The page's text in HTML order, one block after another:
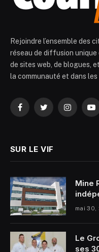
Rejoindre l’ensemble des
réseau de diffusion unique
de sites web, de blogues,
la communauté et dans
FacebookTwitter
SUR LE VIF
Mine
mai 30,
Le
ses